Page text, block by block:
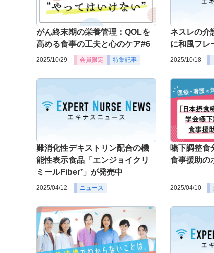
がん終末期の栄養管理：QOLを
高める食事の工夫と心のケア#6
2025/10/29 会員限定 特集記事
ネスレの介
に和風フレ
2025/10/18
難消化性デキストリン配合の機
能性表示食品「エンジョイクリ
ミールFiber⁺」が発売中
2025/04/12 ニュース
嚥下調整食
食事援助の
2025/04/10